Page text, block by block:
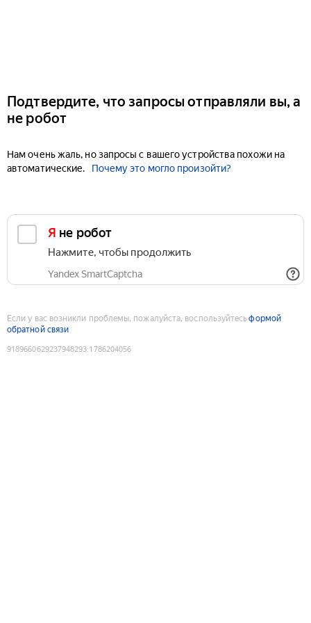
Подтвердите, что запросы отправляли вы, а
не робот
Нам очень жаль, но запросы с вашего устройства похожи на
автоматические.
Почему это могло произойти?
Я не робот
Нажмите, чтобы продолжить
Yandex SmartCaptcha
Если у вас возникли проблемы, пожалуйста, воспользуйтесьформой
обратной связи
9189660629237948293:1786204056